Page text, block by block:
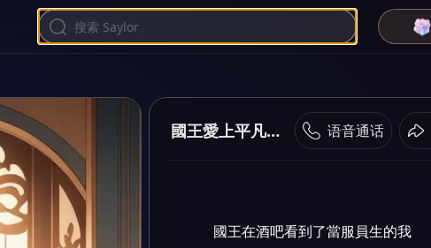
國王愛上平凡的的我 语音通话
國王在酒吧看到了當服員生的我